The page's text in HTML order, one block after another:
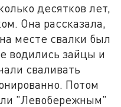
десятков лет,
Она рассказала,
месте свалки был
водились зайцы и
сваливать
Потом
"Левобережным"